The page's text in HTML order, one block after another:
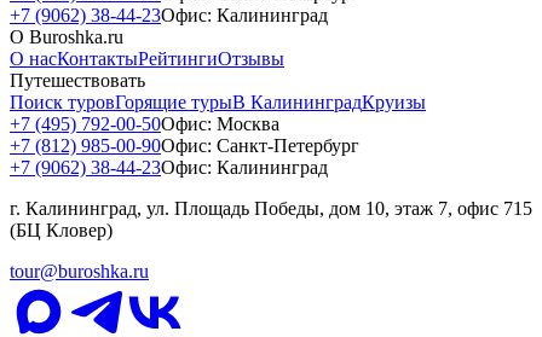
+7 (9062) 38-44-23Офис: Калининград
О Buroshka.ru
О насКонтактыРейтингиОтзывы
Путешествовать
Поиск туровГорящие турыВ КалининградКруизы
+7 (495) 792-00-50Офис: Москва
+7 (812) 985-00-90Офис: Санкт-Петербург
+7 (9062) 38-44-23Офис: Калининград
г. Калининград, ул. Площадь Победы, дом 10, этаж 7, офис 715
(БЦ Кловер)
tour@buroshka.ru